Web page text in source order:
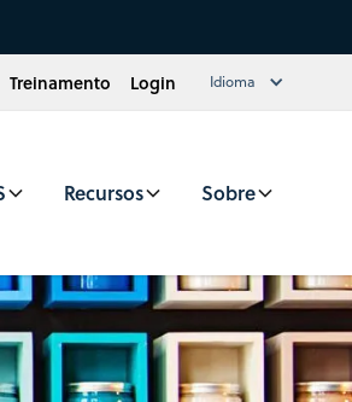
Treinamento Login Idioma
Recursos Sobre